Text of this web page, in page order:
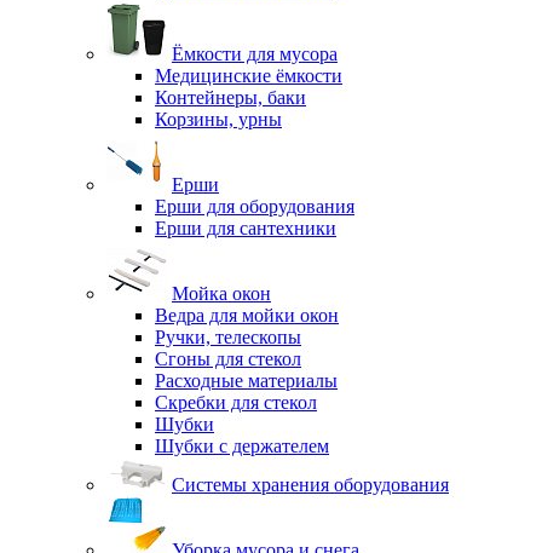
Ёмкости для мусора
Медицинские ёмкости
Контейнеры, баки
Корзины, урны
Ерши
Ерши для оборудования
Ерши для сантехники
Мойка окон
Ведра для мойки окон
Ручки, телескопы
Сгоны для стекол
Расходные материалы
Скребки для стекол
Шубки
Шубки с держателем
Системы хранения оборудования